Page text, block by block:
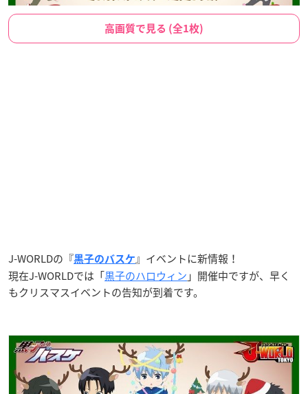
高画質で見る (全1枚)
J-WORLDの『黒子のバスケ』イベントに新情報！
現在J-WORLDでは「黒子のハロウィン 」開催中ですが、早く
もクリスマスイベントの告知が到着です。